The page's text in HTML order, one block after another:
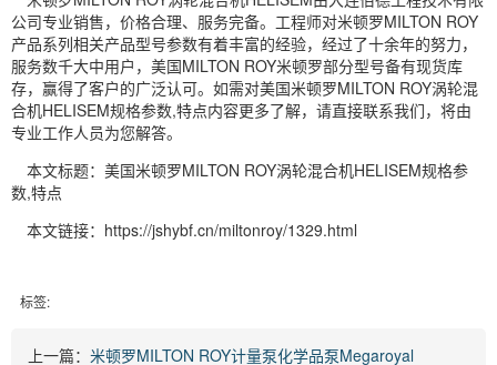
公司专业销售，价格合理、服务完备。工程师对米顿罗MILTON ROY
产品系列相关产品型号参数有着丰富的经验，经过了十余年的努力，
服务数千大中用户，美国MILTON ROY米顿罗部分型号备有现货库
存，赢得了客户的广泛认可。如需对美国米顿罗MILTON ROY涡轮混
合机HELISEM规格参数,特点内容更多了解，请直接联系我们，将由
专业工作人员为您解答。
本文标题：美国米顿罗MILTON ROY涡轮混合机HELISEM规格参
数,特点
本文链接：https://jshybf.cn/miltonroy/1329.html
标签:
上一篇： 米顿罗MILTON ROY计量泵化学品泵Megaroyal